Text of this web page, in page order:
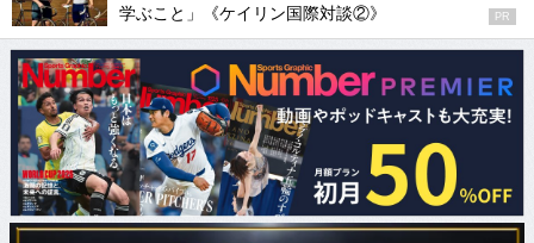
学ぶこと」《ケイリン国際対談②》
PR